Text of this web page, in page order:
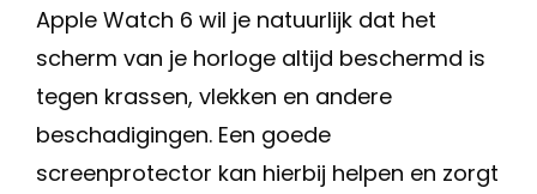
Apple Watch 6 wil je natuurlijk dat het
scherm van je horloge altijd beschermd is
tegen krassen, vlekken en andere
beschadigingen. Een goede
screenprotector kan hierbij helpen en zorgt